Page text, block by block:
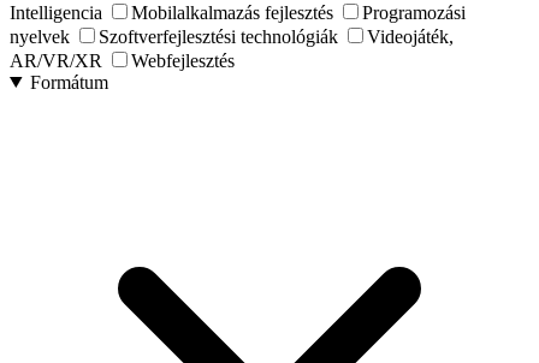
Intelligencia
Mobilalkalmazás fejlesztés
Programozási
nyelvek
Szoftverfejlesztési technológiák
Videojáték,
AR/VR/XR
Webfejlesztés
Formátum